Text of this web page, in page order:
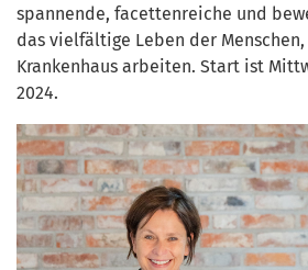
spannende, facettenreiche und
das vielfältige Leben der
Krankenhaus arbeiten. Start ist
2024.